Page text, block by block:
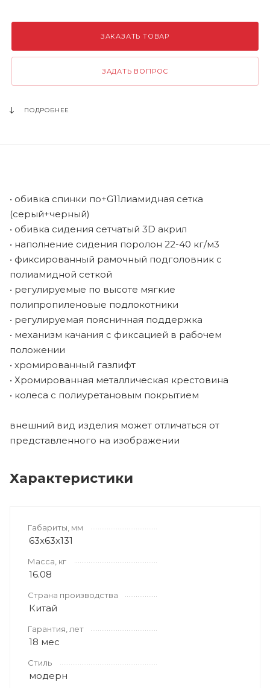
ЗАКАЗАТЬ ТОВАР
ЗАДАТЬ ВОПРОС
ПОДРОБНЕЕ
• обивка спинки по+G11лиамидная сетка
(серый+черный)
• обивка сидения сетчатый 3D акрил
• наполнение сидения поролон 22-40 кг/м3
• фиксированный рамочный подголовник с
полиамидной сеткой
• регулируемые по высоте мягкие
полипропиленовые подлокотники
• регулируемая поясничная поддержка
• механизм качания с фиксацией в рабочем
положении
• хромированный газлифт
• Хромированная металлическая крестовина
• колеса с полиуретановым покрытием
внешний вид изделия может отличаться от
представленного на изображении
Характеристики
Габариты, мм
63x63x131
Масса, кг
16.08
Страна производства
Китай
Гарантия, лет
18 мес
Стиль
модерн